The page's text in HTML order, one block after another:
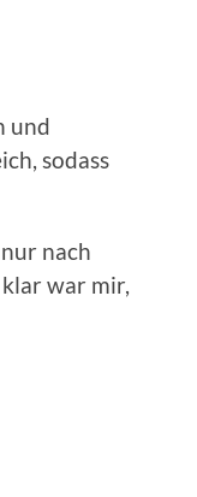
und
sodass
nach
war mir,